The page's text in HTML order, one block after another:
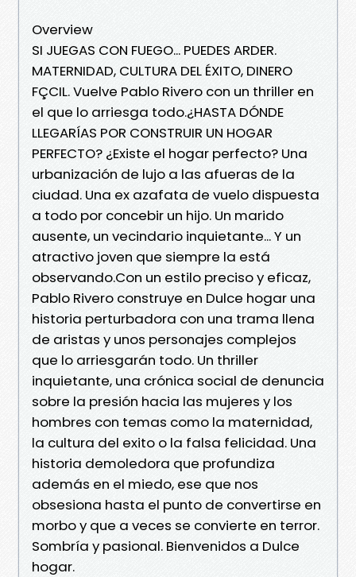
Overview
SI JUEGAS CON FUEGO... PUEDES ARDER.
MATERNIDAD, CULTURA DEL ÉXITO, DINERO
FÇCIL. Vuelve Pablo Rivero con un thriller en
el que lo arriesga todo.¿HASTA DÓNDE
LLEGARÍAS POR CONSTRUIR UN HOGAR
PERFECTO? ¿Existe el hogar perfecto? Una
urbanización de lujo a las afueras de la
ciudad. Una ex azafata de vuelo dispuesta
a todo por concebir un hijo. Un marido
ausente, un vecindario inquietante... Y un
atractivo joven que siempre la está
observando.Con un estilo preciso y eficaz,
Pablo Rivero construye en Dulce hogar una
historia perturbadora con una trama llena
de aristas y unos personajes complejos
que lo arriesgarán todo. Un thriller
inquietante, una crónica social de denuncia
sobre la presión hacia las mujeres y los
hombres con temas como la maternidad,
la cultura del exito o la falsa felicidad. Una
historia demoledora que profundiza
además en el miedo, ese que nos
obsesiona hasta el punto de convertirse en
morbo y que a veces se convierte en terror.
Sombría y pasional. Bienvenidos a Dulce
hogar.